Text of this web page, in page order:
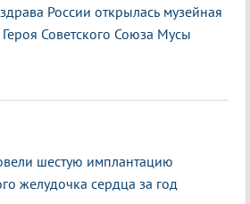
России открылась музейная
Советского Союза Мусы
шестую имплантацию
желудочка сердца за год